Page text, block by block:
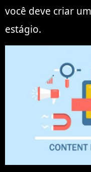
você deve criar
estágio.